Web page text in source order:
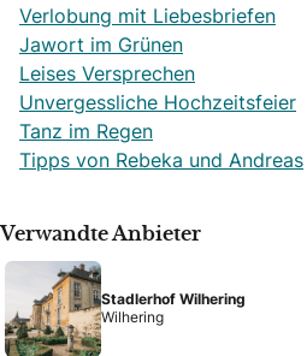
Verlobung mit Liebesbriefen
Jawort im Grünen
Leises Versprechen
Unvergessliche Hochzeitsfeier
Tanz im Regen
Tipps von Rebeka und Andreas
Verwandte Anbieter
Stadlerhof Wilhering
Wilhering